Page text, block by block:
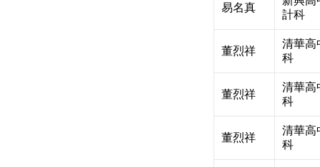
易名真
計科
董烈祥
清華高
科
董烈祥
清華高
科
董烈祥
清華高
科